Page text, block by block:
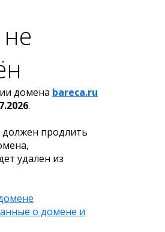
домена bareca.ru
.
продлить
удален из
о домене и